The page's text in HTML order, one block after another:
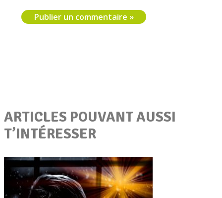
ARTICLES POUVANT AUSSI
T’INTÉRESSER